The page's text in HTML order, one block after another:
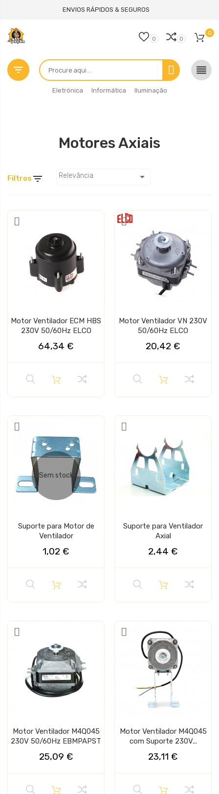
ENVIOS RÁPIDOS & SEGUROS
Eletrónica Informática Iluminação
0 0
0
 
Motores Axiais
Filtros  Relevância 
Motor Ventilador ECM HBS
230V 50/60Hz ELCO
64,34 €
Motor Ventilador VN 230V
50/60Hz ELCO
20,42 €
Sem stock
Suporte para Motor de
Ventilador
1,02 €
Suporte para Ventilador
Axial
2,44 €
Motor Ventilador M4Q045
230V 50/60Hz EBMPAPST
25,09 €
Motor Ventilador M4Q045
com Suporte 230V...
23,11 €